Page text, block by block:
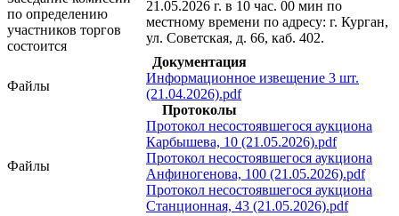
по определению
участников торгов
состоится
21.05.2026 г. в 10 час. 00 мин по
местному времени по адресу: г. Курган,
ул. Советская, д. 66, каб. 402.
Документация
Файлы
Информационное извещение 3 шт.
(21.04.2026).pdf
Протоколы
Файлы
Протокол несостоявшегося аукциона
Карбышева, 10 (21.05.2026).pdf
Протокол несостоявшегося аукциона
Анфиногенова, 100 (21.05.2026).pdf
Протокол несостоявшегося аукциона
Станционная, 43 (21.05.2026).pdf